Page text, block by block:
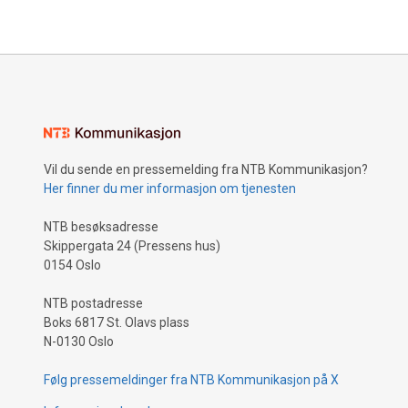
Church
Vil du sende en pressemelding fra NTB Kommunikasjon?
Her finner du mer informasjon om tjenesten
NTB besøksadresse
Skippergata 24 (Pressens hus)
0154 Oslo
NTB postadresse
Boks 6817 St. Olavs plass
N-0130 Oslo
Følg pressemeldinger fra NTB Kommunikasjon på X